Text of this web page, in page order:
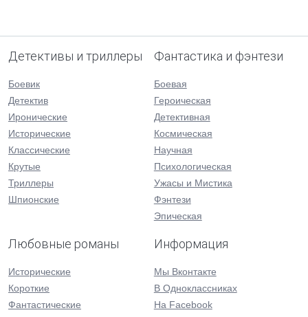
Детективы и триллеры
Боевик
Детектив
Иронические
Исторические
Классические
Крутые
Триллеры
Шпионские
Фантастика и фэнтези
Боевая
Героическая
Детективная
Космическая
Научная
Психологическая
Ужасы и Мистика
Фэнтези
Эпическая
Любовные романы
Исторические
Короткие
Фантастические
Информация
Мы Вконтакте
В Одноклассниках
На Facebook